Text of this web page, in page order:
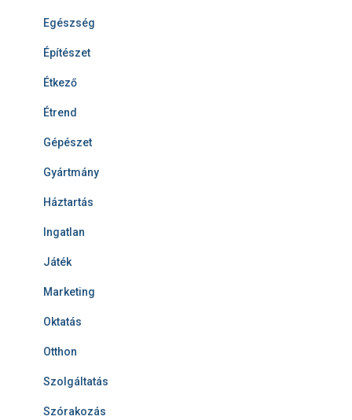
Egészség
Építészet
Étkező
Étrend
Gépészet
Gyártmány
Háztartás
Ingatlan
Játék
Marketing
Oktatás
Otthon
Szolgáltatás
Szórakozás